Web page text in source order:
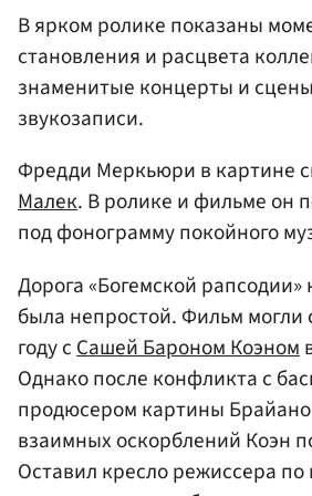
В ярком ролике показаны
становления и расцвета
знаменитые концерты и
звукозаписи.
Фредди Меркьюри в картине
Малек. В ролике и фильме он
под фонограмму покойного
Дорога «Богемской
была непростой. Фильм могли
году с Сашей Бароном Коэном
Однако после конфликта с
продюсером картины
взаимных оскорблений Коэн
Оставил кресло режиссера по